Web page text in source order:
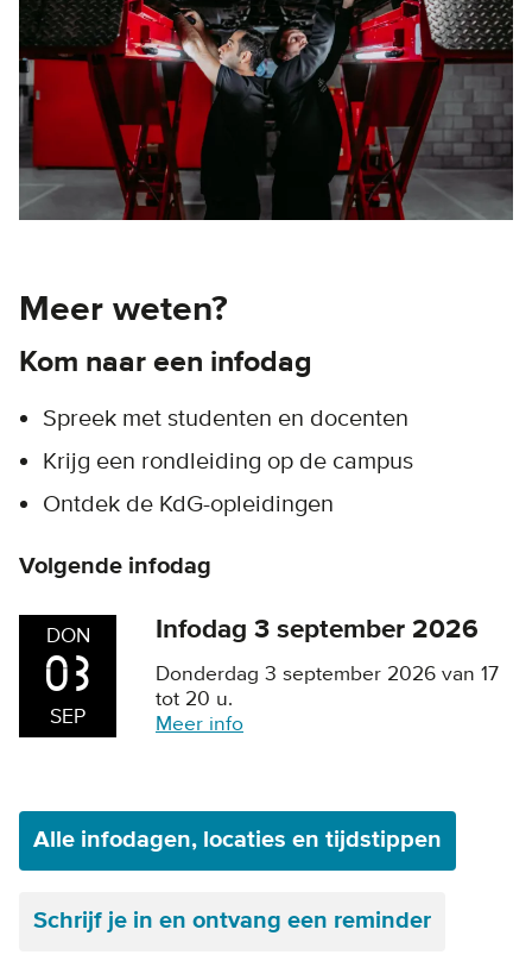
Meer weten?
Kom naar een infodag
Spreek met studenten en docenten
Krijg een rondleiding op de campus
Ontdek de KdG-opleidingen
Volgende infodag
DON
03
SEP
Infodag 3 september 2026
Donderdag 3 september 2026 van 17
tot 20 u.
Meer info
Alle infodagen, locaties en tijdstippen
Schrijf je in en ontvang een reminder